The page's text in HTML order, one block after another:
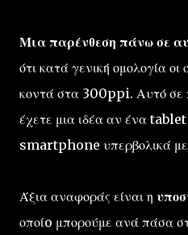
Μια παρένθεση πάνω σε
ότι κατά γενική ομολογία
κοντά στα 300ppi. Αυτό σε
έχετε μια ιδέα αν ένα
smartphone υπερβολικά
Άξια αναφοράς είναι η
οποίo μπορούμε ανά πάσα